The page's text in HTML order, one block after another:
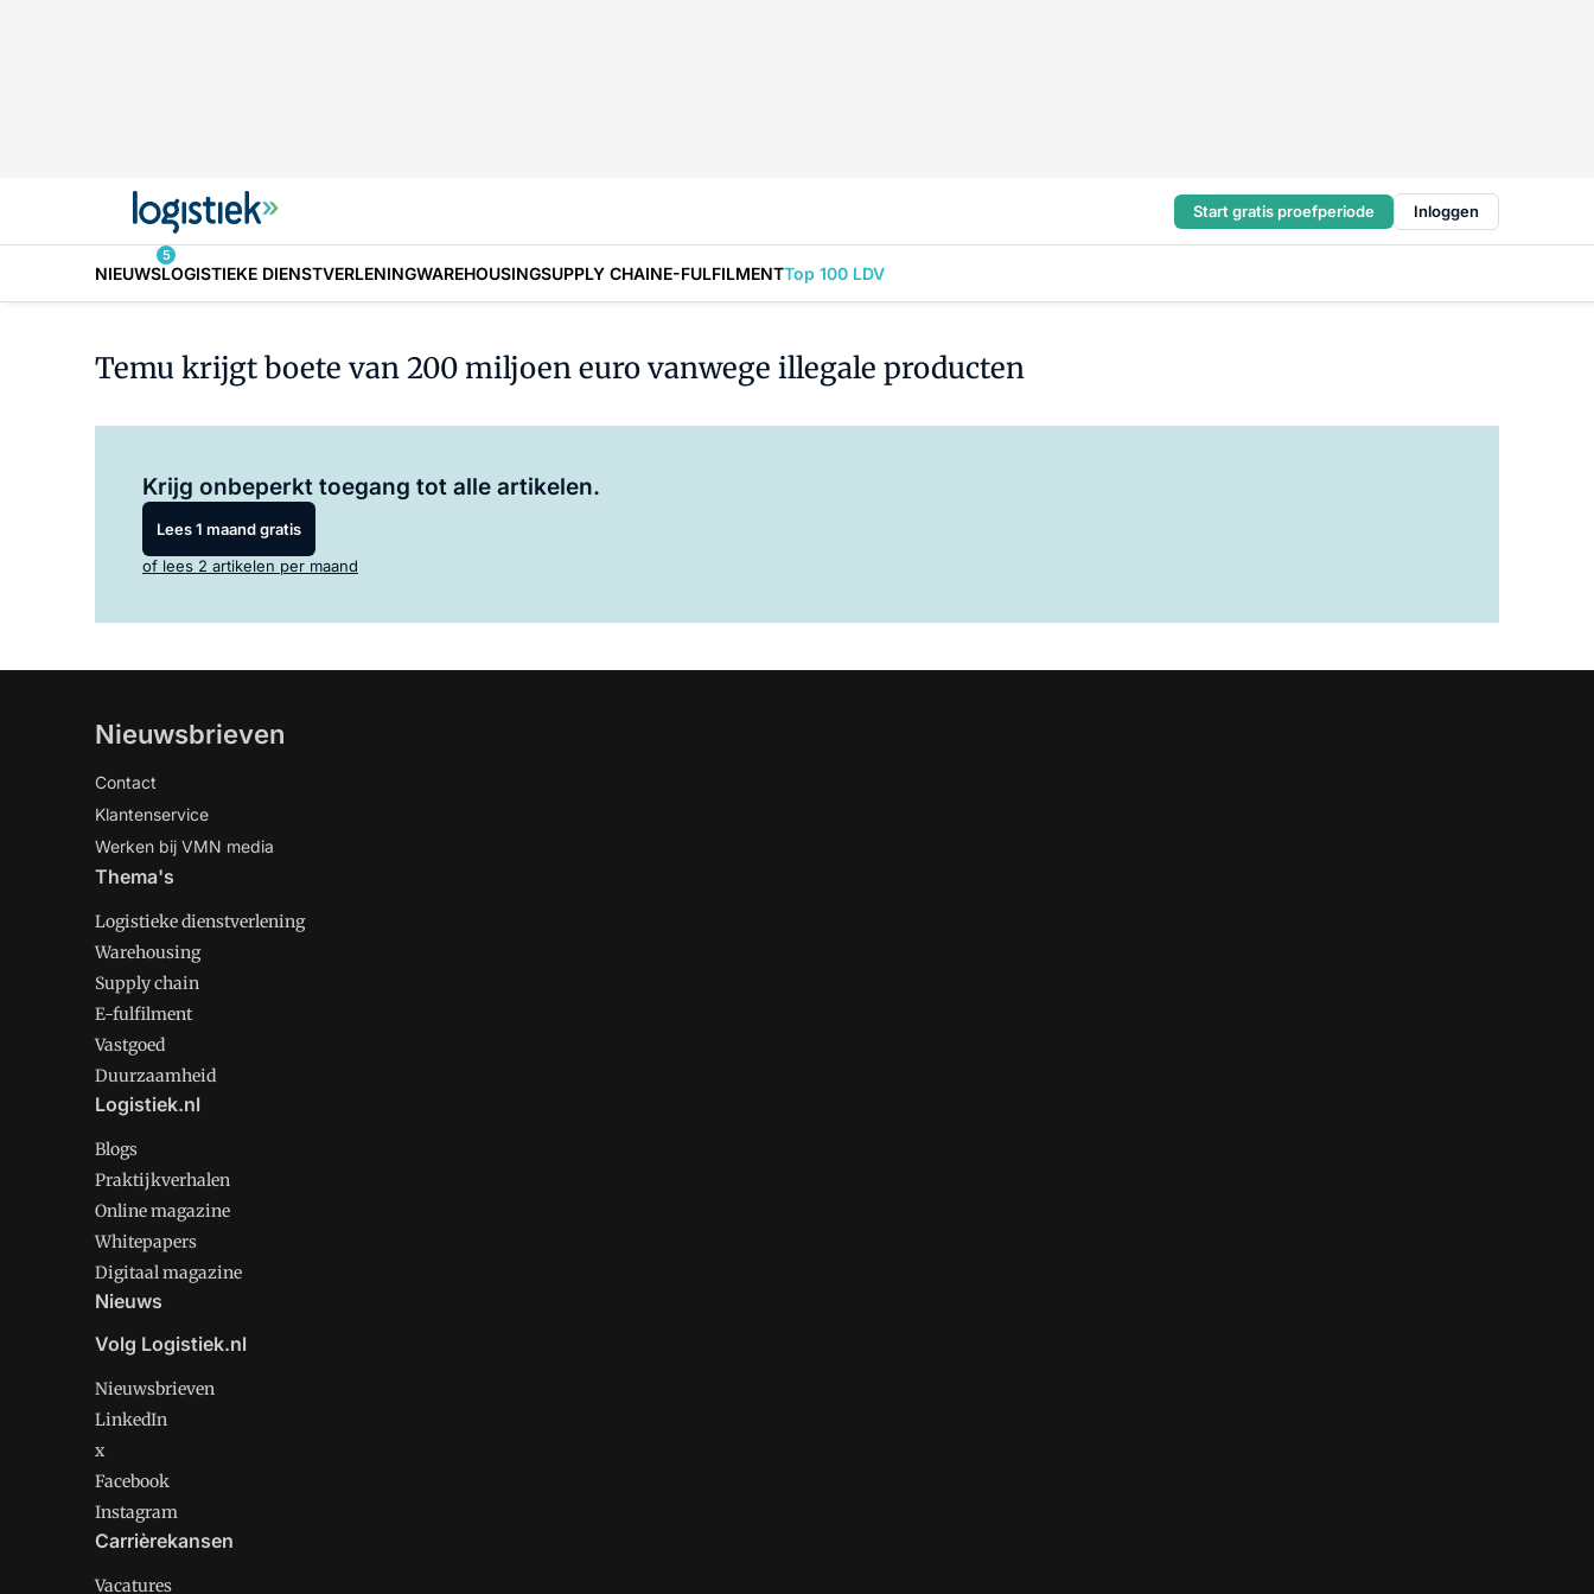
Start gratis proefperiode Inloggen
NIEUWS
5
LOGISTIEKE DIENSTVERLENINGWAREHOUSINGSUPPLY CHAINE-FULFILMENTTop 100 LDV
Temu krijgt boete van 200 miljoen euro vanwege illegale producten
Krijg onbeperkt toegang tot alle artikelen.
Lees 1 maand gratis
of lees 2 artikelen per maand
Nieuwsbrieven
Contact
Klantenservice
Werken bij VMN media
Thema's
Logistieke dienstverlening
Warehousing
Supply chain
E-fulfilment
Vastgoed
Duurzaamheid
Logistiek.nl
Blogs
Praktijkverhalen
Online magazine
Whitepapers
Digitaal magazine
Nieuws
Volg Logistiek.nl
Nieuwsbrieven
LinkedIn
x
Facebook
Instagram
Carrièrekansen
Vacatures